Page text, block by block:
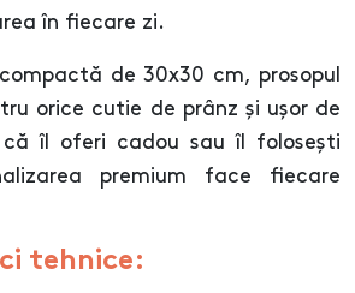
în fiecare zi.
de 30x30 cm, prosopul
orice cutie de prânz și ușor de
îl oferi cadou sau îl folosești
premium face fiecare
tehnice: